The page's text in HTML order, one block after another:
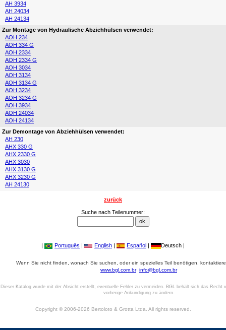
AH 3934
AH 24034
AH 24134
Zur Montage von Hydraulische Abziehhülsen verwendet:
AOH 234
AOH 334 G
AOH 2334
AOH 2334 G
AOH 3034
AOH 3134
AOH 3134 G
AOH 3234
AOH 3234 G
AOH 3934
AOH 24034
AOH 24134
Zur Demontage von Abziehhülsen verwendet:
AH 230
AHX 330 G
AHX 2330 G
AHX 3030
AHX 3130 G
AHX 3230 G
AH 24130
zurück
Suche nach Teilenummer:
| Português | English | Español | Deutsch |
Wenn Sie nicht finden, wonach Sie suchen, oder ein spezielles Teil benötigen,
www.bgl.com.br info@bgl.com.br
Dieser Katalog wurde mit der Absicht erstellt, eventuelle Fehler zu vermeiden. BGL behält sich das Recht
vorherige Ankündigung zu ändern.
Copyright © 2006-2026 Bertoloto & Grotta Ltda. All rights reserved.